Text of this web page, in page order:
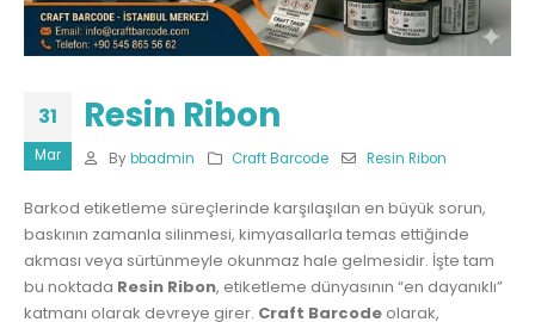
31
Mar
Resin Ribon
By bbadmin Craft Barcode Resin Ribon
Barkod etiketleme süreçlerinde karşılaşılan en büyük sorun,
baskının zamanla silinmesi, kimyasallarla temas ettiğinde
akması veya sürtünmeyle okunmaz hale gelmesidir. İşte tam
bu noktada Resin Ribon, etiketleme dünyasının “en dayanıklı”
katmanı olarak devreye girer. Craft Barcode olarak,